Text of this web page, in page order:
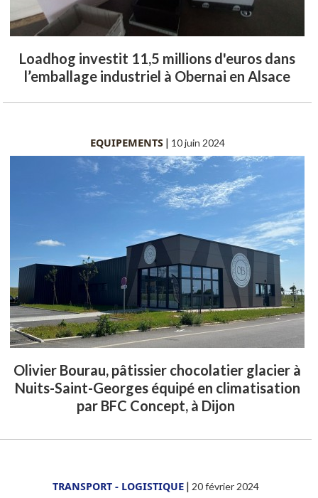
Loadhog investit 11,5 millions d'euros dans
l’emballage industriel à Obernai en Alsace
EQUIPEMENTS| 10 juin 2024
Olivier Bourau, pâtissier chocolatier glacier à
Nuits-Saint-Georges équipé en climatisation
par BFC Concept, à Dijon
TRANSPORT - LOGISTIQUE | 20 février 2024